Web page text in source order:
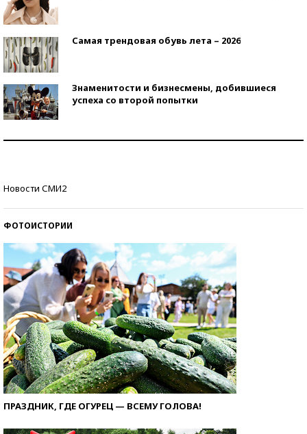
Самая трендовая обувь лета – 2026
Знаменитости и бизнесмены, добившиеся
успеха со второй попытки
Новости СМИ2
ФОТОИСТОРИИ
ПРАЗДНИК, ГДЕ ОГУРЕЦ — ВСЕМУ ГОЛОВА!